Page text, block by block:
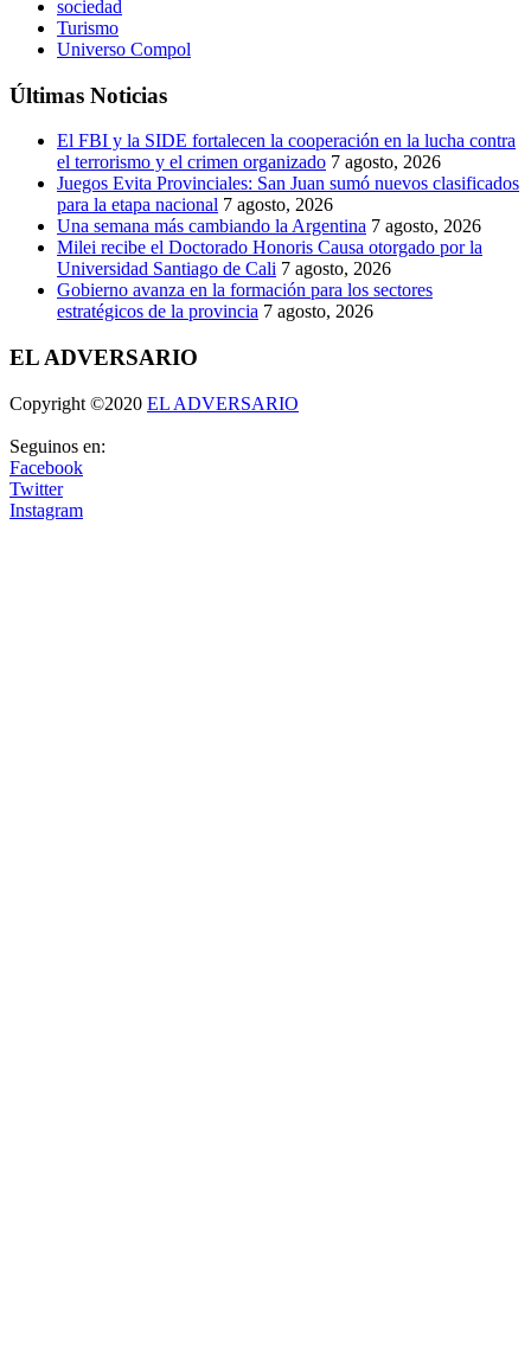
sociedad
Turismo
Universo Compol
Últimas Noticias
El FBI y la SIDE fortalecen la cooperación en la lucha contra
el terrorismo y el crimen organizado 7 agosto, 2026
Juegos Evita Provinciales: San Juan sumó nuevos clasificados
para la etapa nacional 7 agosto, 2026
Una semana más cambiando la Argentina 7 agosto, 2026
Milei recibe el Doctorado Honoris Causa otorgado por la
Universidad Santiago de Cali 7 agosto, 2026
Gobierno avanza en la formación para los sectores
estratégicos de la provincia 7 agosto, 2026
EL ADVERSARIO
Copyright ©2020 EL ADVERSARIO
Seguinos en:
Facebook
Twitter
Instagram